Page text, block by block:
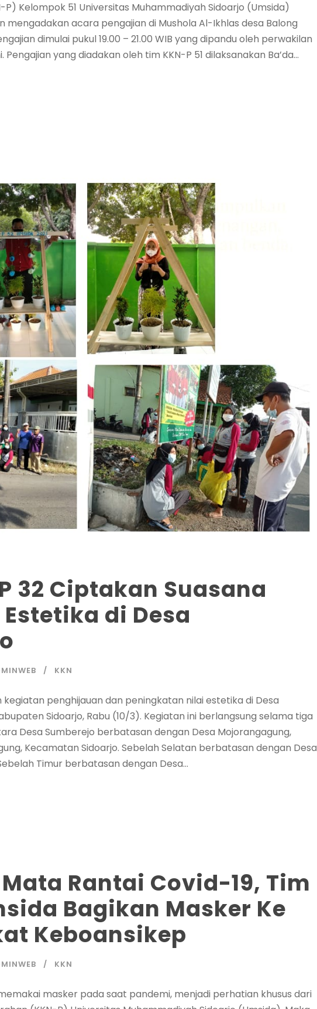
Kelompok 51 Universitas Muhammadiyah Sidoarjo (Umsida)
mengadakan acara pengajian di Mushola Al-Ikhlas desa Balong
dimulai pukul 19.00 – 21.00 WIB yang dipandu oleh perwakilan
Pengajian yang diadakan oleh tim KKN-P 51 dilaksanakan Ba’da...
32 Ciptakan Suasana
di Desa
KKN
kegiatan penghijauan dan peningkatan nilai estetika di Desa
Sidoarjo, Rabu (10/3). Kegiatan ini berlangsung selama tiga
Desa Sumberejo berbatasan dengan Desa Mojorangagung,
Kecamatan Sidoarjo. Sebelah Selatan berbatasan dengan Desa
Timur berbatasan dengan Desa...
Rantai Covid-19, Tim
Bagikan Masker Ke
Keboansikep
KKN
masker pada saat pandemi, menjadi perhatian khusus dari